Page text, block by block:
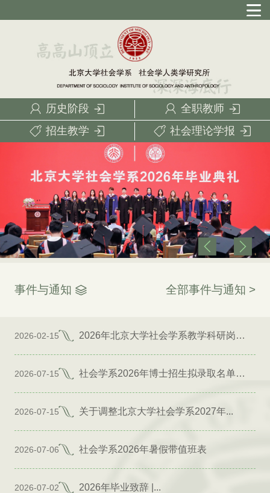
历史阶段
全职教师
招生教学
社会理论学报
事件与通知 全部事件与通知 >
2026-02-15 2026年北京大学社会学系教学科研岗位招聘启事
2026-07-15 社会学系2026年博士招生拟录取名单公示（专项）
2026-07-15 关于调整北京大学社会学系2027年...
2026-07-06 社会学系2026年暑假带值班表
2026-07-02 2026年毕业致辞 |...